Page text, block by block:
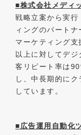
■株式会社メディ
戦略立案から実行
ィングのパート
マーケティング
以上に対してデ
客リピート率は
し、中長期的に
しています。
■広告運用自動化